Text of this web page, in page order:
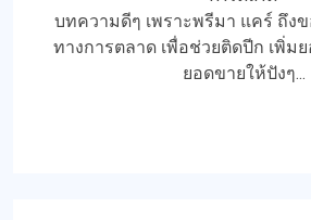
บทความดีๆ เพราะพรีมา แคร์ ถึง
ทางการตลาด เพื่อช่วยติดปีก เพิ่ม
ยอดขายให้ปังๆ...